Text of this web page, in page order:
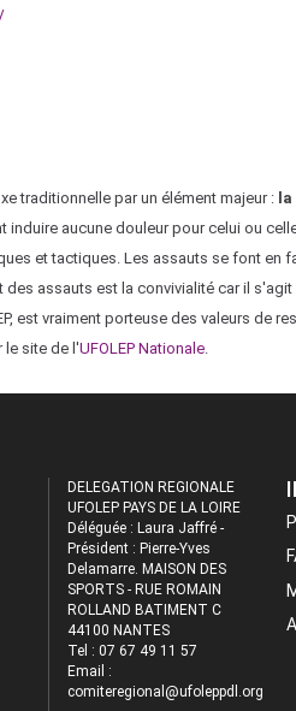
traditionnelle par un élément majeur : la
aucune douleur pour celui ou
et tactiques. Les assauts se font en
des assauts est la convivialité car il
est vraiment porteuse des valeurs de
le site de l'UFOLEP Nationale
DELEGATION REGIONALE
UFOLEP PAYS DE LA LOIRE
Déléguée : Laura Jaffré -
Président : Pierre-Yves
Delamarre. MAISON DES
SPORTS - RUE ROMAIN
ROLLAND BATIMENT C
44100 NANTES
Tel : 07 67 49 11 57
Email :
comiteregional@ufoleppdl.org